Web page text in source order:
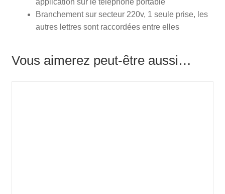
application sur le téléphone portable
Branchement sur secteur 220v, 1 seule prise, les
autres lettres sont raccordées entre elles
Vous aimerez peut-être aussi…